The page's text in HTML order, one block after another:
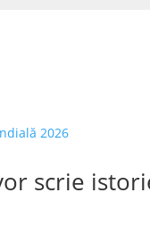
scrie